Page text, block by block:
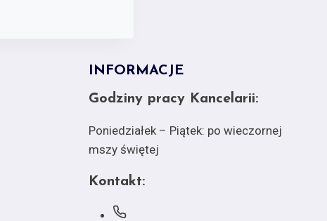
INFORMACJE
Godziny pracy Kancelarii:
Poniedziałek – Piątek: po wieczornej
mszy świętej
Kontakt: